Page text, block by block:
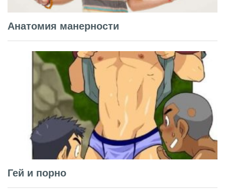
Анатомия манерности
Гей и порно